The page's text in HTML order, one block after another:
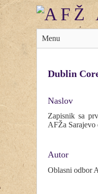
Menu
Dublin
Naslov
Zapisnik sa
AFŽa Sarajevo
Autor
Oblasni odbor